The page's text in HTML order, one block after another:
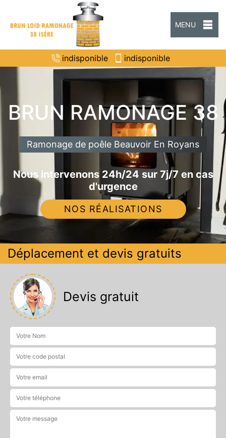
MENU
indisponible indisponible
BRUN RAMONAGE 38
Ramonage de poêle Beauvoir En Royans
Nous intervenons 24h/24 sur 7j/7 en cas
d'urgence
NOS RÉALISATIONS
Déplacement et devis gratuits
Devis gratuit